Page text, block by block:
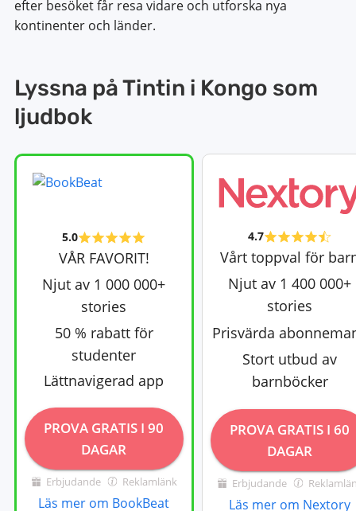
efter besöket får resa vidare och utforska nya
kontinenter och länder.
Lyssna på Tintin i Kongo som
ljudbok
4.7
Vårt toppval för
Njut av 1 400 000+
stories
Prisvärda
Stort utbud av
barnböcker
PROVA GRATIS I 60
DAGAR
Erbjudande
Läs mer om Nextory
5.0
VÅR FAVORIT!
Njut av 1 000 000+
stories
50 % rabatt för
studenter
Lättnavigerad app
PROVA GRATIS I 90
DAGAR
Erbjudande Reklamlänk
Läs mer om BookBeat